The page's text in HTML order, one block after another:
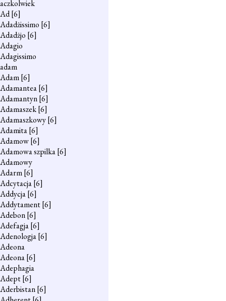
aczkolwiek
Ad[6]
Adadżissimo [6]
Adadżjo [6]
Adagio
Adagissimo
adam
Adam[6]
Adamantea[6]
Adamantyn[6]
Adamaszek[6]
Adamaszkowy[6]
Adamita[6]
Adamow[6]
Adamowa szpilka[6]
Adamowy
Adarm[6]
Adcytacja[6]
Addycja[6]
Addytament[6]
Adebon[6]
Adefagja[6]
Adenologja[6]
Adeona
Adeona[6]
Adephagia
Adept[6]
Aderbistan[6]